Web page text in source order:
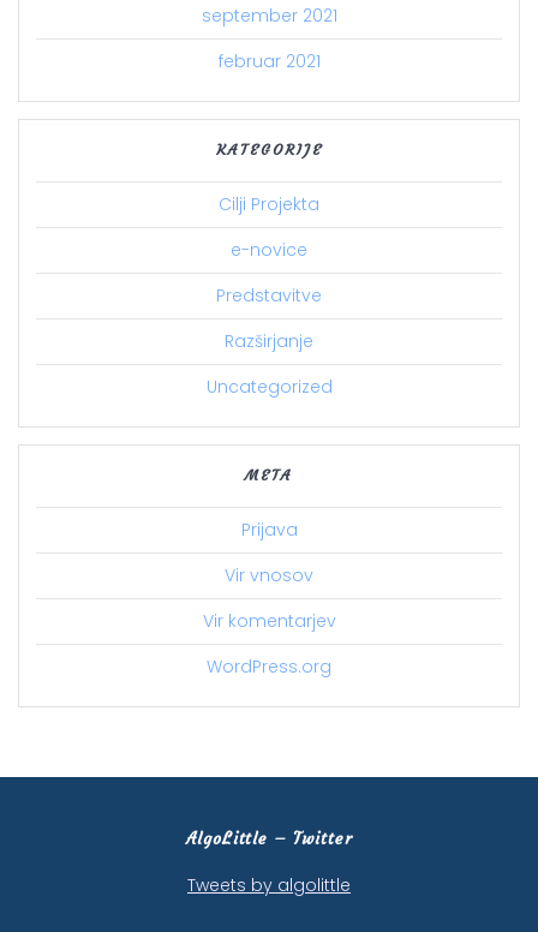
september 2021
februar 2021
KATEGORIJE
Cilji Projekta
e-novice
Predstavitve
Razširjanje
Uncategorized
META
Prijava
Vir vnosov
Vir komentarjev
WordPress.org
AlgoLittle – Twitter
Tweets by algolittle